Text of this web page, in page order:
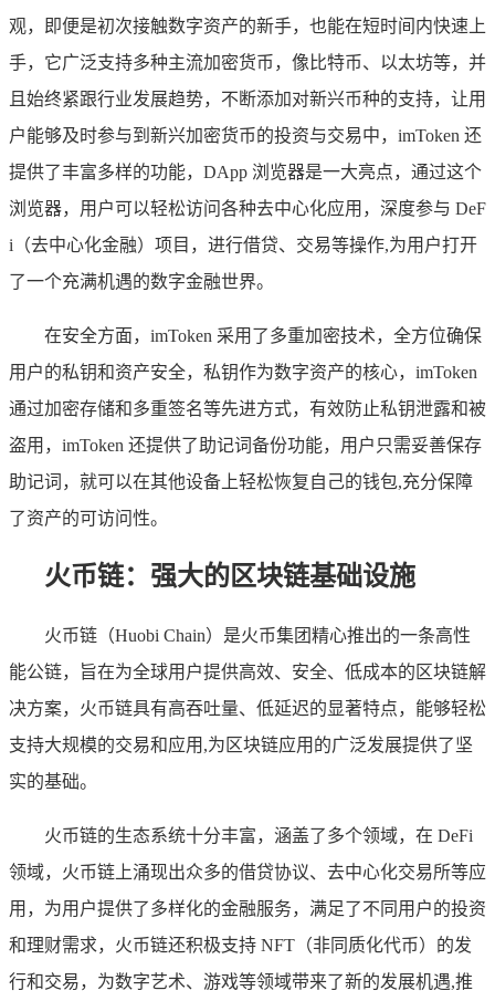
观，即便是初次接触数字资产的新手，也能在短时间内快速上
手，它广泛支持多种主流加密货币，像比特币、以太坊等，并
且始终紧跟行业发展趋势，不断添加对新兴币种的支持，让用
户能够及时参与到新兴加密货币的投资与交易中，imToken 还
提供了丰富多样的功能，DApp 浏览器是一大亮点，通过这个
浏览器，用户可以轻松访问各种去中心化应用，深度参与 DeF
i（去中心化金融）项目，进行借贷、交易等操作,为用户打开
了一个充满机遇的数字金融世界。
在安全方面，imToken 采用了多重加密技术，全方位确保
用户的私钥和资产安全，私钥作为数字资产的核心，imToken
通过加密存储和多重签名等先进方式，有效防止私钥泄露和被
盗用，imToken 还提供了助记词备份功能，用户只需妥善保存
助记词，就可以在其他设备上轻松恢复自己的钱包,充分保障
了资产的可访问性。
火币链：强大的区块链基础设施
火币链（Huobi Chain）是火币集团精心推出的一条高性
能公链，旨在为全球用户提供高效、安全、低成本的区块链解
决方案，火币链具有高吞吐量、低延迟的显著特点，能够轻松
支持大规模的交易和应用,为区块链应用的广泛发展提供了坚
实的基础。
火币链的生态系统十分丰富，涵盖了多个领域，在 DeFi
领域，火币链上涌现出众多的借贷协议、去中心化交易所等应
用，为用户提供了多样化的金融服务，满足了不同用户的投资
和理财需求，火币链还积极支持 NFT（非同质化代币）的发
行和交易，为数字艺术、游戏等领域带来了新的发展机遇,推